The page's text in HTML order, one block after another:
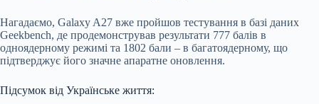
Нагадаємо, Galaxy A27 вже пройшов тестування в базі даних
Geekbench, де продемонстрував результати 777 балів в
одноядерному режимі та 1802 бали – в багатоядерному, що
підтверджує його значне апаратне оновлення.
Підсумок від Українське життя: